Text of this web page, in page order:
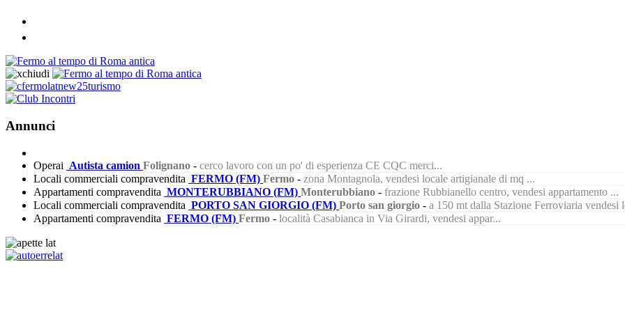
Annunci
Operai Autista camion Folignano - cerco lavoro con un po' di esperienza CE CQC merci...
Locali commerciali compravendita FERMO (FM) Fermo - zona Montagnola, vendesi locale artigianale di mq ...
Appartamenti compravendita MONTERUBBIANO (FM) Monterubbiano - frazione Rubbianello centro, vendesi appartamento ...
Locali commerciali compravendita PORTO SAN GIORGIO (FM) Porto san giorgio - a 150 mt dalla Stazione Ferroviaria vendesi
Appartamenti compravendita FERMO (FM) Fermo - località Casabianca in Via Girardi, vendesi appar...